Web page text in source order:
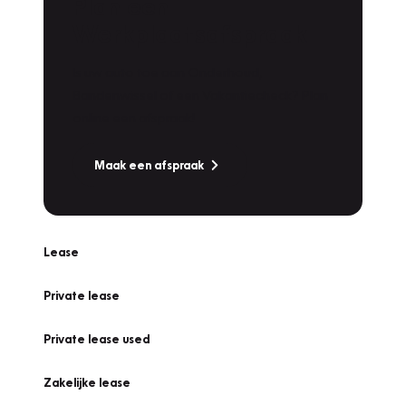
Maak een afspraak
Lease
Private lease
Private lease used
Zakelijke lease